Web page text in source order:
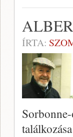
ÍRTA: